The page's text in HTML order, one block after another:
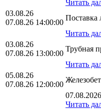
Читать
03.08.26
07.08.26 14:00:00
Поставка
Читать
03.08.26
07.08.26 13:00:00
Трубная
Читать
05.08.26
07.08.26 12:00:00
Читать